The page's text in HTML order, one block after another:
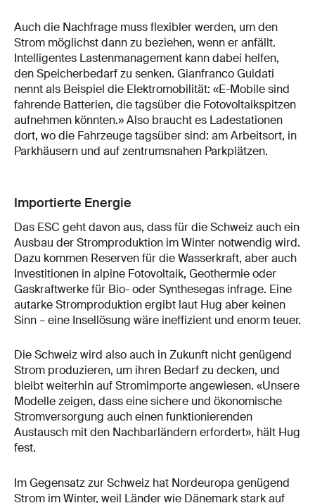
Auch die Nachfrage muss flexibler werden, um den
Strom möglichst dann zu beziehen, wenn er anfällt.
Intelligentes Lastenmanagement kann dabei helfen,
den Speicherbedarf zu senken. Gianfranco Guidati
nennt als Beispiel die Elektromobilität: «E-Mobile sind
fahrende Batterien, die tagsüber die Fotovoltaikspitzen
aufnehmen könnten.» Also braucht es Ladestationen
dort, wo die Fahrzeuge tagsüber sind: am Arbeitsort, in
Parkhäusern und auf zentrumsnahen Parkplätzen.
Importierte Energie
Das ESC geht davon aus, dass für die Schweiz auch ein
Ausbau der Stromproduktion im Winter notwendig wird.
Dazu kommen Reserven für die Wasserkraft, aber auch
Investitionen in alpine Fotovoltaik, Geothermie oder
Gaskraftwerke für Bio- oder Synthesegas infrage. Eine
autarke Stromproduktion ergibt laut Hug aber keinen
Sinn – eine Insellösung wäre ineffizient und enorm teuer.
Die Schweiz wird also auch in Zukunft nicht genügend
Strom produzieren, um ihren Bedarf zu decken, und
bleibt weiterhin auf Stromimporte angewiesen. «Unsere
Modelle zeigen, dass eine sichere und ökonomische
Stromversorgung auch einen funktionierenden
Austausch mit den Nachbarländern erfordert», hält Hug
fest.
Im Gegensatz zur Schweiz hat Nordeuropa genügend
Strom im Winter, weil Länder wie Dänemark stark auf